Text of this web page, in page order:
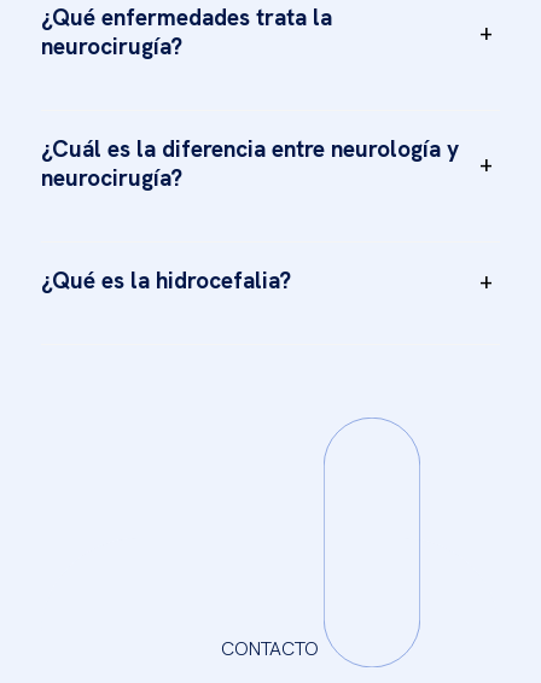
¿Qué enfermedades trata la
neurocirugía?
+
¿Cuál es la diferencia entre neurología y
neurocirugía?
+
¿Qué es la hidrocefalia? +
CONTACTO